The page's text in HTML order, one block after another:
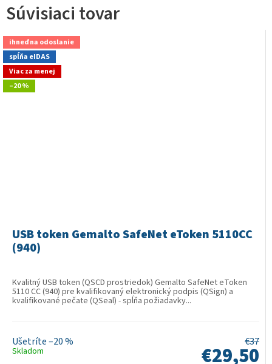
Súvisiaci tovar
ihneď na odoslanie
spĺňa eIDAS
Viac za menej
–20 %
USB token Gemalto SafeNet eToken 5110CC
(940)
€29,50
€37
Kvalitný USB token (QSCD prostriedok) Gemalto SafeNet eToken
5110 CC (940) pre kvalifikovaný elektronický podpis (QSign) a
kvalifikované pečate (QSeal) - spĺňa požiadavky...
Skladom
–20 %